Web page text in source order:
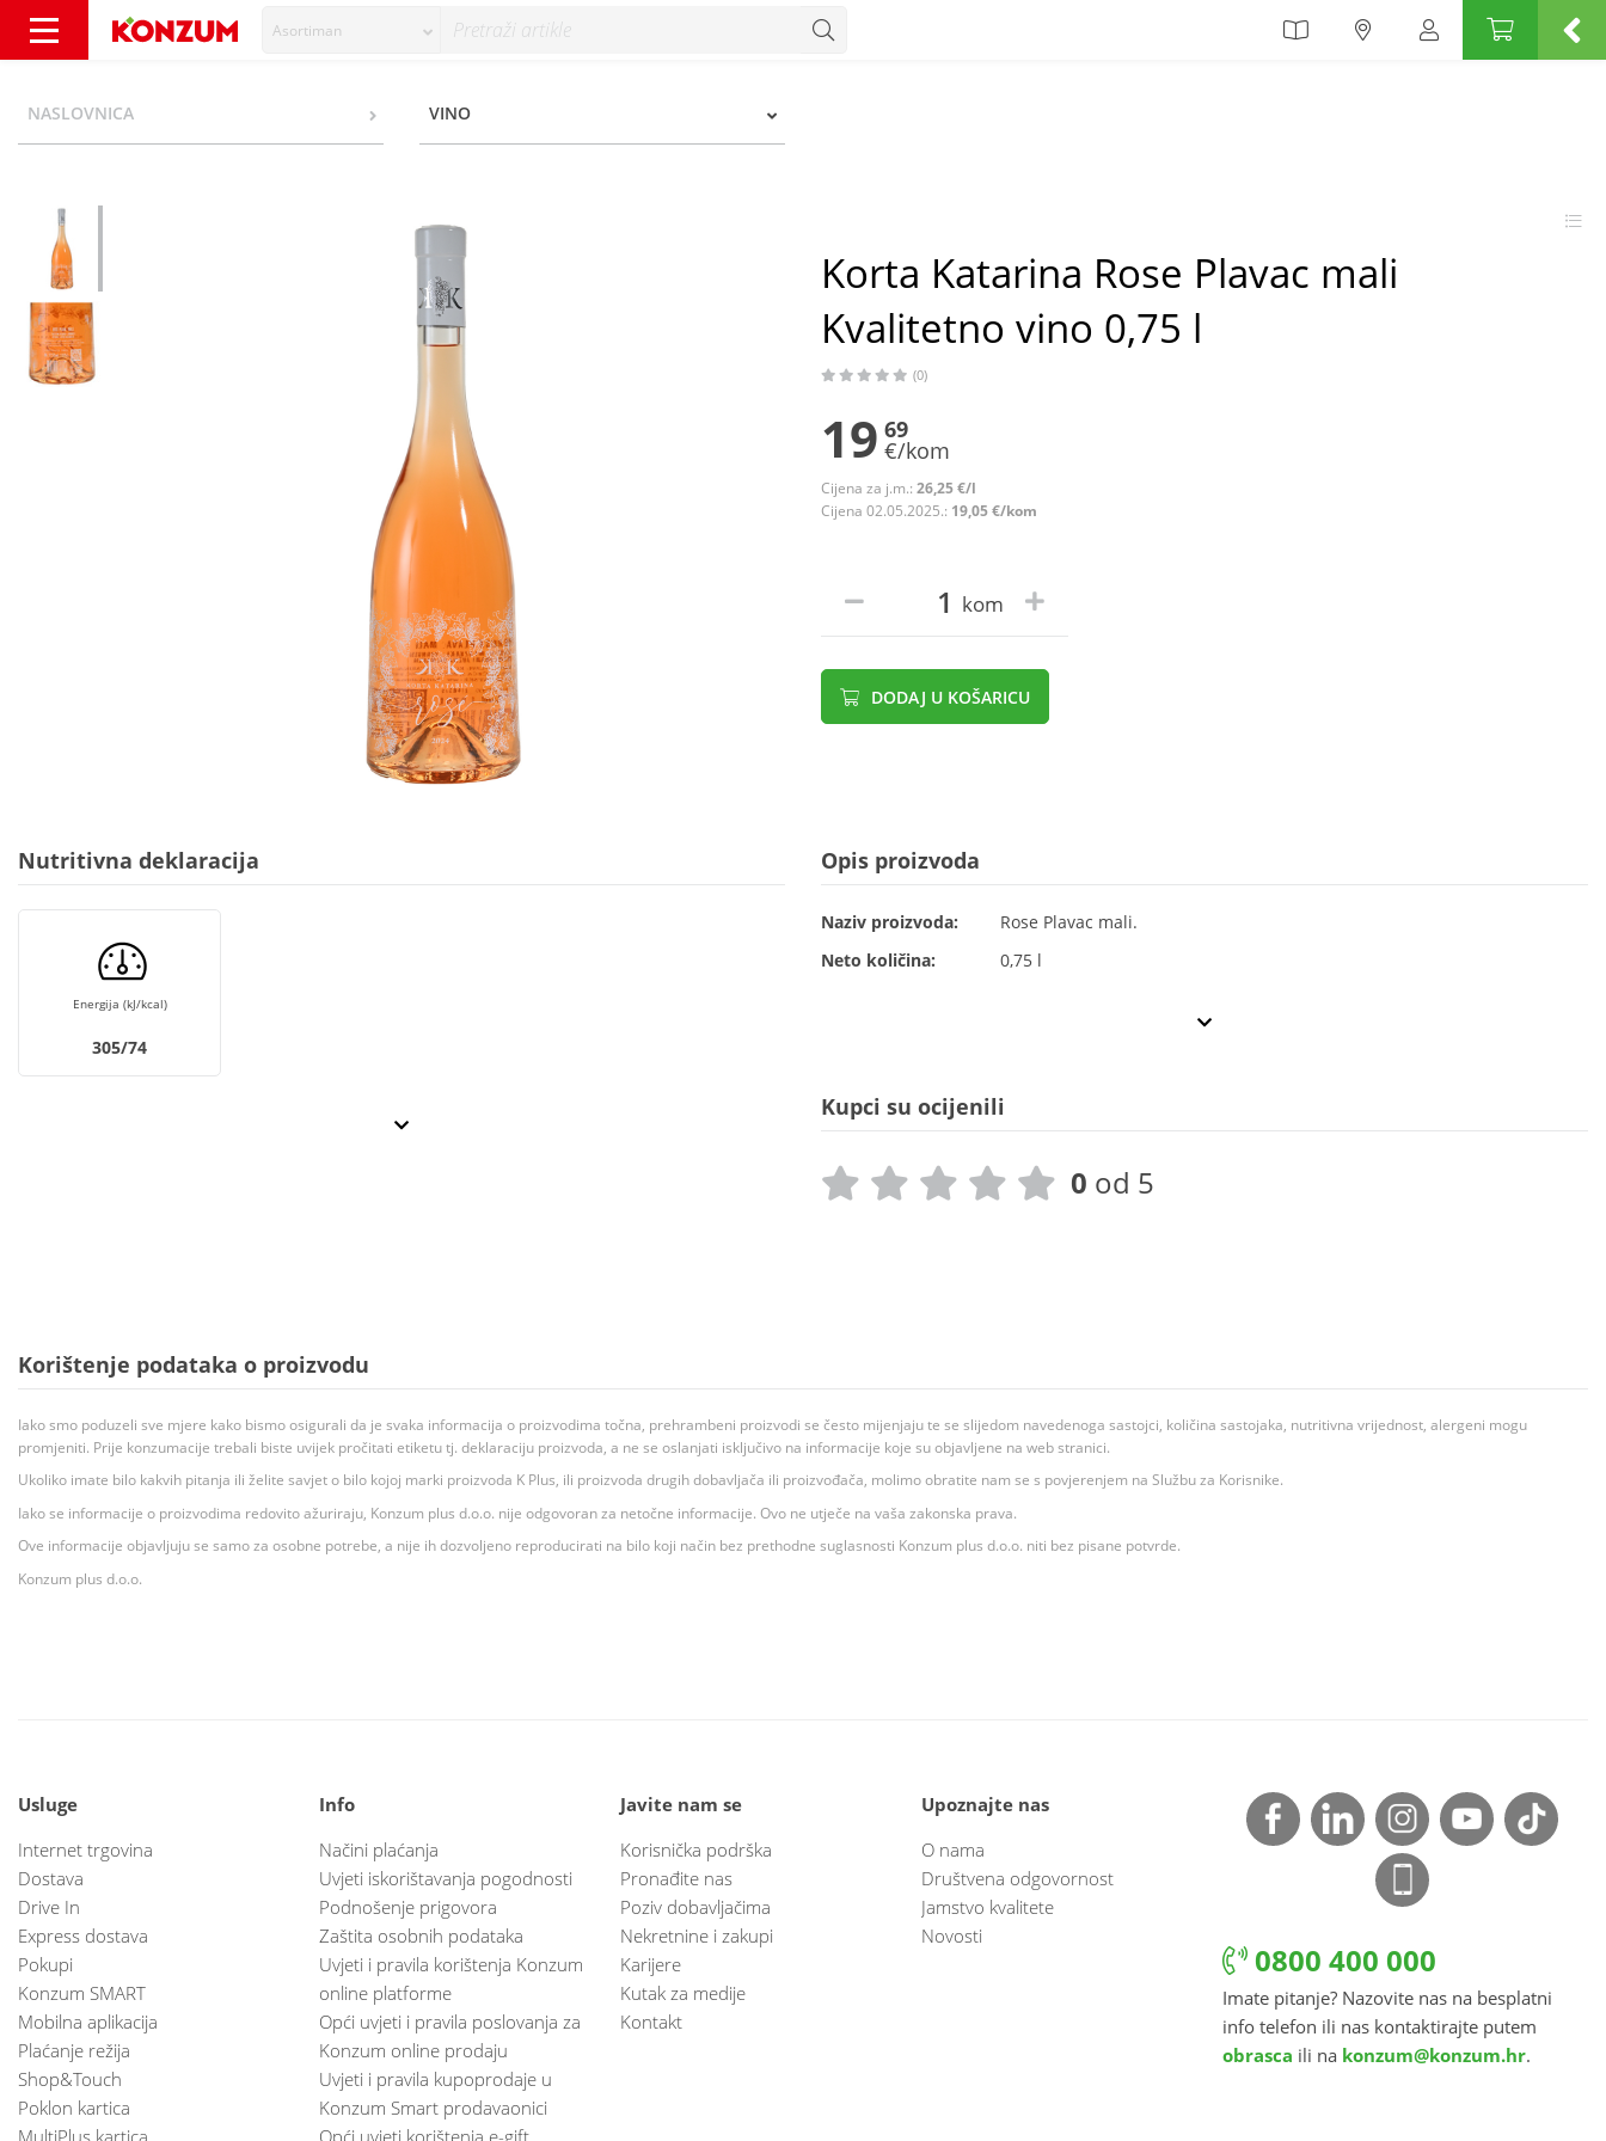
Asortiman
NASLOVNICA VINO
Korta Katarina Rose Plavac mali
Kvalitetno vino 0,75 l
(0)
19 69
€/kom
Cijena za j.m.: 26,25 €/l
Cijena 02.05.2025.: 19,05 €/kom
kom
DODAJ U KOŠARICU
Nutritivna deklaracija
Energija (kJ/kcal)
305/74
Opis proizvoda
Naziv proizvoda:
Rose Plavac mali.
Neto količina:
0,75 l
Kupci su ocijenili
0 od 5
Korištenje podataka o proizvodu
Iako smo poduzeli sve mjere kako bismo osigurali da je svaka informacija o proizvodima točna, prehrambeni proizvodi se često mijenjaju te se slijedom navedenoga sastojci, količina sastojaka, nutritivna vrijednost, alergeni mogu
promjeniti. Prije konzumacije trebali biste uvijek pročitati etiketu tj. deklaraciju proizvoda, a ne se oslanjati isključivo na informacije koje su objavljene na web stranici.
Ukoliko imate bilo kakvih pitanja ili želite savjet o bilo kojoj marki proizvoda K Plus, ili proizvoda drugih dobavljača ili proizvođača, molimo obratite nam se s povjerenjem na Službu za Korisnike.
Iako se informacije o proizvodima redovito ažuriraju, Konzum plus d.o.o. nije odgovoran za netočne informacije. Ovo ne utječe na vaša zakonska prava.
Ove informacije objavljuju se samo za osobne potrebe, a nije ih dozvoljeno reproducirati na bilo koji način bez prethodne suglasnosti Konzum plus d.o.o. niti bez pisane potvrde.
Konzum plus d.o.o.
Usluge
Internet trgovina
Dostava
Drive In
Express dostava
Pokupi
Konzum SMART
Mobilna aplikacija
Plaćanje režija
Shop&Touch
Poklon kartica
MultiPlus kartica
Info
Načini plaćanja
Uvjeti iskorištavanja pogodnosti
Podnošenje prigovora
Zaštita osobnih podataka
Uvjeti i pravila korištenja Konzum
online platforme
Opći uvjeti i pravila poslovanja za
Konzum online prodaju
Uvjeti i pravila kupoprodaje u
Konzum Smart prodavaonici
Opći uvjeti korištenja e-gift
Javite nam se
Korisnička podrška
Pronađite nas
Poziv dobavljačima
Nekretnine i zakupi
Karijere
Kutak za medije
Kontakt
Upoznajte nas
O nama
Društvena odgovornost
Jamstvo kvalitete
Novosti
0800 400 000
Imate pitanje? Nazovite nas na besplatni
info telefon ili nas kontaktirajte putem
obrasca ili na konzum@konzum.hr.